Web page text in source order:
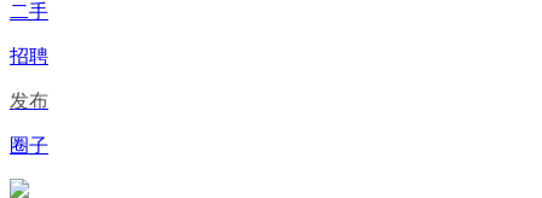
二手
招聘
发布
圈子